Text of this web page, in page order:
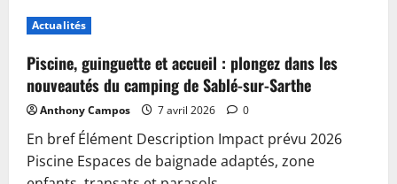
Actualités
Piscine, guinguette et accueil : plongez dans les
nouveautés du camping de Sablé-sur-Sarthe
Anthony Campos 7 avril 2026 0
En bref Élément Description Impact prévu 2026
Piscine Espaces de baignade adaptés, zone